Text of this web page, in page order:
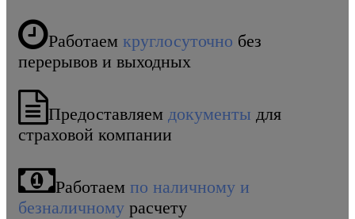
Работаем круглосуточно без
перерывов и выходных
Предоставляем документы для
страховой компании
Работаем по наличному и
безналичному расчету